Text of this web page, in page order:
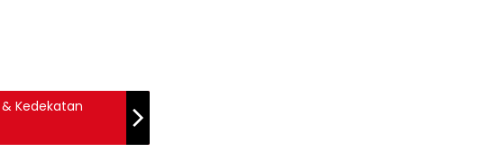
Kedekatan